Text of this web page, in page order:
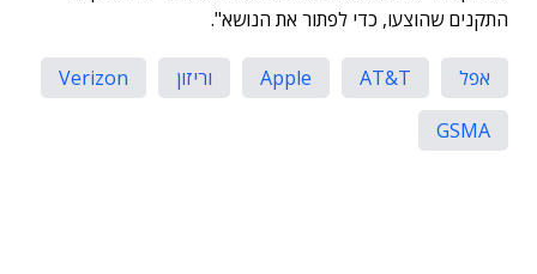
התקנים שהוצעו, כדי לפתור את הנושא".
אפל AT&T
Apple וריזון
Verizon
GSMA